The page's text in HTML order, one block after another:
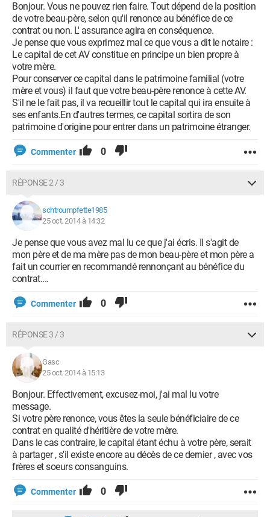
Bonjour. Vous ne pouvez rien faire. Tout dépend de la position
de votre beau-père, selon qu'il renonce au bénéfice de ce
contrat ou non. L' assurance agira en conséquence.
Je pense que vous exprimez mal ce que vous a dit le notaire :
Le capital de cet AV constitue en principe un bien propre à
votre mère.
Pour conserver ce capital dans le patrimoine familial (votre
mère et vous) il faut que votre beau-père renonce à cette AV.
S'il ne le fait pas, il va recueillir tout le capital qui ira ensuite à
ses enfants.En d'autres termes, ce capital sortira de son
patrimoine d'origine pour entrer dans un patrimoine étranger.
Commenter 0
RÉPONSE 2 / 3
schtroumpfette1985
25 oct. 2014 à 14:32
Je pense que vous avez mal lu ce que j'ai écris. Il s'agit de
mon père et de ma mère pas de mon beau-père et mon père a
fait un courrier en recommandé rennonçant au bénéfice du
contrat....
Commenter 0
RÉPONSE 3 / 3
Gasc
25 oct. 2014 à 15:13
Bonjour. Effectivement, excusez-moi, j'ai mal lu votre
message.
Si votre père renonce, vous êtes la seule bénéficiaire de ce
contrat en qualité d'héritière de votre mère.
Dans le cas contraire, le capital étant échu à votre père, serait
à partager , s'il existe encore au décès de ce dernier , avec vos
frères et soeurs consanguins.
Commenter 0